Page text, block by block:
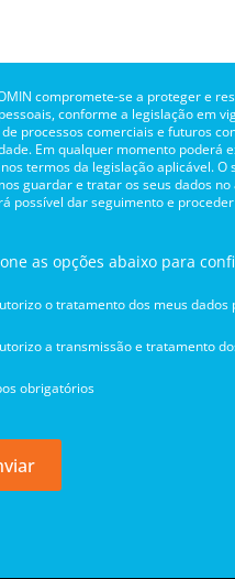
compromete-se a proteger e
conforme a legislação em
processos comerciais e futuros
Em qualquer momento poderá
termos da legislação aplicável.
guardar e tratar os seus dados
possível dar seguimento e
as opções abaixo para
o tratamento dos meus
a transmissão e tratamento
obrigatórios